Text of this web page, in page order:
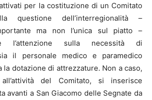
per la costituzione di un Comitato
questione dell’interregionalità –
ma non l’unica sul piatto –
l’attenzione sulla necessità di
il personale medico e paramedico
la dotazione di attrezzature. Non a caso,
all’attività del Comitato, si inserisce
avanti a San Giacomo delle Segnate da